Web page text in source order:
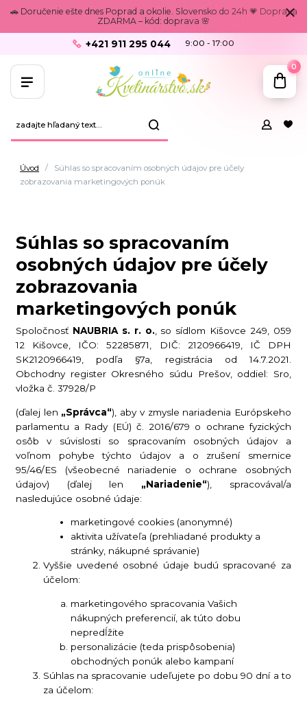
🚗 Doručenie ešte dnes Poprad a okolie. Slovensko do 24h 💗 Doprava
ZDARMA – kód: doprava 🌸
+421 911 295 044 9:00 - 17:00
0
Úvod
Súhlas so spracovaním osobných údajov pre účely
zobrazovania marketingových ponúk
Súhlas so spracovaním
osobných údajov pre účely
zobrazovania
marketingových ponúk
Spoločnosť NAUBRIA s. r. o., so sídlom Kišovce 249, 059
12 Kišovce, IČO: 52285871, DIČ: 2120966419, IČ DPH
SK2120966419, podľa §7a, registrácia od 14.7.2021.
Obchodny register Okresného súdu Prešov, oddiel: Sro,
vložka č. 37928/P
(ďalej len „Správca“), aby v zmysle nariadenia Európskeho
parlamentu a Rady (EÚ) č. 2016/679 o ochrane fyzických
osôb v súvislosti so spracovaním osobných údajov a
voľnom pohybe týchto údajov a o zrušení smernice
95/46/ES (všeobecné nariadenie o ochrane osobných
údajov) (ďalej len „Nariadenie“), spracovával/a
nasledujúce osobné údaje:
marketingové cookies (anonymné)
aktivita užívateľa (prehliadané produkty a
stránky, nákupné správanie)
Vyššie uvedené osobné údaje budú spracované za
účelom:
marketingového spracovania Vašich
nákupných preferencií, ak túto dobu
nepredĺžite
personalizácie (teda prispôsobenia)
obchodných ponúk alebo kampaní
Súhlas na spracovanie udeľujete po dobu 90 dní a to
za účelom: